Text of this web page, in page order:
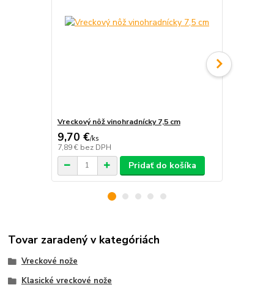
Vreckový nôž vinohradnícky 7,5 cm
9,70 €/ks
7,89 € bez DPH
Pridať do košíka
Tovar zaradený v kategóriách
Vreckové nože
Klasické vreckové nože